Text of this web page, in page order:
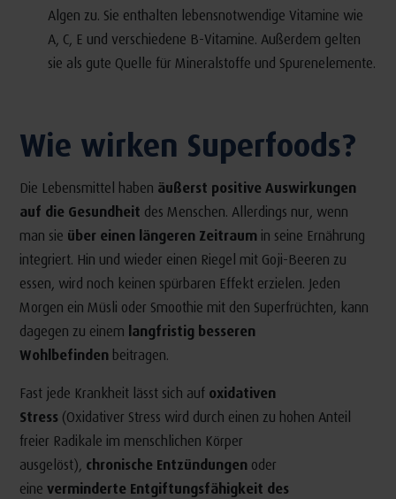
Algen zu. Sie enthalten lebensnotwendige Vitamine wie
A, C, E und verschiedene B-Vitamine. Außerdem gelten
sie als gute Quelle für Mineralstoffe und Spurenelemente.
Wie wirken Superfoods?
Die Lebensmittel haben äußerst positive Auswirkungen
auf die Gesundheit des Menschen. Allerdings nur, wenn
man sie über einen längeren Zeitraumin seine Ernährung
integriert. Hin und wieder einen Riegel mit Goji-Beeren zu
essen, wird noch keinen spürbaren Effekt erzielen. Jeden
Morgen ein Müsli oder Smoothie mit den Superfrüchten, kann
dagegen zu einem langfristig besseren
Wohlbefindenbeitragen.
Fast jede Krankheit lässt sich aufoxidativen
Stress(Oxidativer Stress wird durch einen zu hohen Anteil
freier Radikale im menschlichen Körper
ausgelöst), chronische Entzündungenoder
eine verminderte Entgiftungsfähigkeit des